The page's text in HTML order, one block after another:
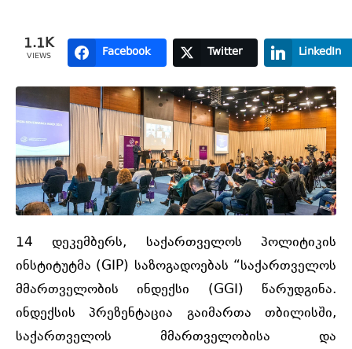
1.1K
VIEWS Facebook Twitter LinkedIn
14 დეკემბერს, საქართველოს პოლიტიკის
ინსტიტუტმა (GIP) საზოგადოებას “საქართველოს
მმართველობის ინდექსი (GGI) წარუდგინა.
ინდექსის პრეზენტაცია გაიმართა თბილისში,
საქართველოს მმართველობისა და